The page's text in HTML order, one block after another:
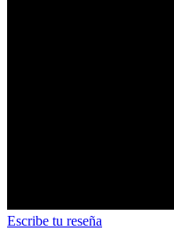
Escribe tu reseña